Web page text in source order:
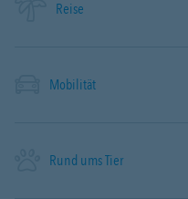
Reise
Mobilität
Rund ums Tier